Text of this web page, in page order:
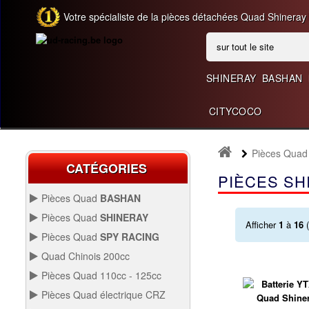
Votre spécialiste de la pièces détachées Quad
SHINERAY BASHAN
CITYCOCO
CATÉGORIES
Pièces Quad BASHAN
Pièces Quad SHINERAY
Pièces Quad SPY RACING
QUAD SPY250F3
Quad Chinois 200cc
200CC
Allumage Quad
Pièces Quad 110cc - 125cc
125CC
Pièces Quad électrique CRZ
Pièces
PIÈCES
Afficher1 à 16